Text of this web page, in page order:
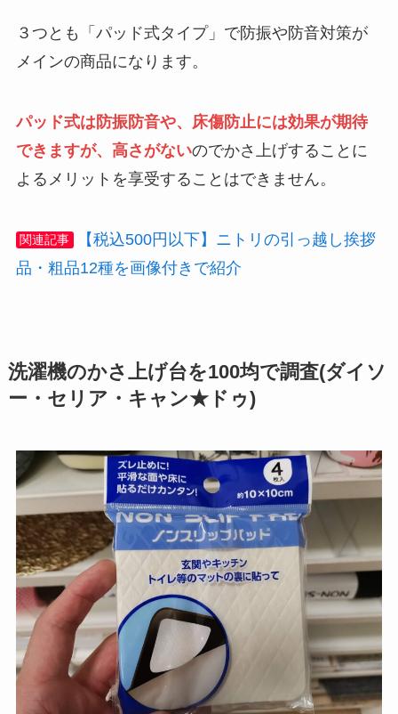
３つとも「パッド式タイプ」で防振や防音対策が
メインの商品になります。
パッド式は防振防音や、床傷防止には効果が期待
できますが、高さがないのでかさ上げすることに
よるメリットを享受することはできません。
関連記事
【税込500円以下】ニトリの引っ越し挨拶
品・粗品12種を画像付きで紹介
洗濯機のかさ上げ台を100均で調査(ダイソ
ー・セリア・キャン★ドゥ)